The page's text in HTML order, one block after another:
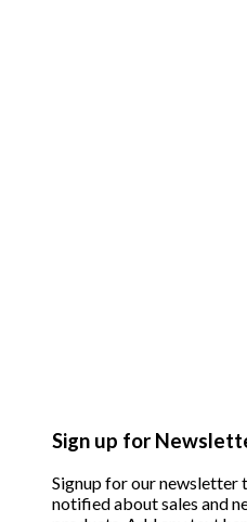
Sign up for
Signup for our newsletter
notified about sales and